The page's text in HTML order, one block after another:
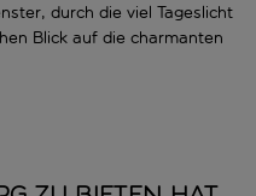
durch die viel Tageslicht
Blick auf die charmanten